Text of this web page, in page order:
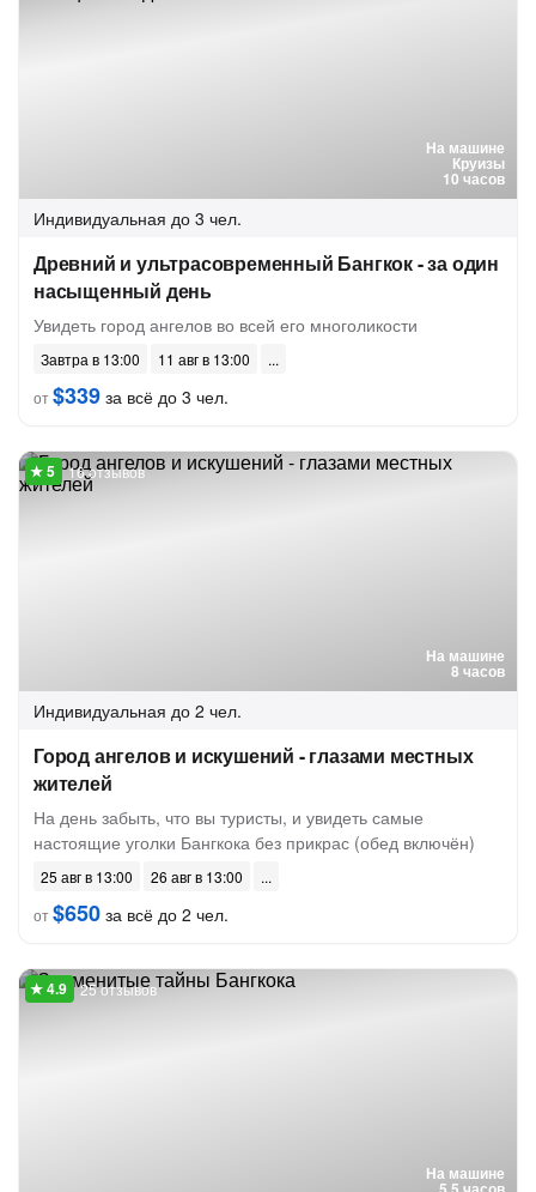
На машине
Круизы
10 часов
Индивидуальная до 3 чел.
Древний и ультрасовременный Бангкок - за один
насыщенный день
Увидеть город ангелов во всей его многоликости
Завтра в 13:00
11 авг в 13:00
от$339 за всё до 3 чел.
На машине
8 часов
16 отзывов
Индивидуальная до 2 чел.
Город ангелов и искушений - глазами местных
жителей
На день забыть, что вы туристы, и увидеть самые
настоящие уголки Бангкока без прикрас (обед включён)
25 авг в 13:00
26 авг в 13:00
от$650 за всё до 2 чел.
На машине
25 отзывов